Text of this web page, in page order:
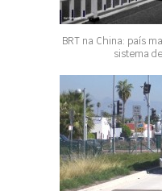
BRT na China: país
sistema